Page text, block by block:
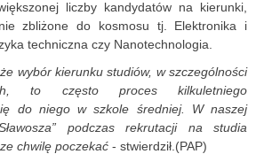
liczby kandydatów na kierunki,
zbliżone do kosmosu tj. Elektronika i
techniczna czy Nanotechnologia.
wybór kierunku studiów, w szczególności
to często proces kilkuletniego
do niego w szkole średniej. W naszej
podczas rekrutacji na studia
chwilę poczekać - stwierdził.(PAP)